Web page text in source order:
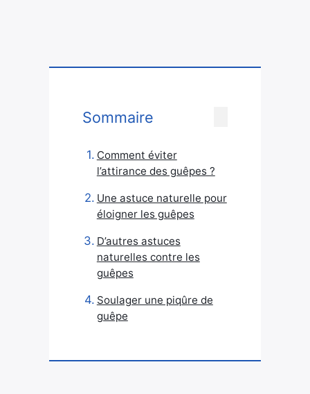
Sommaire
Comment éviter
l’attirance des guêpes ?
Une astuce naturelle pour
éloigner les guêpes
D’autres astuces
naturelles contre les
guêpes
Soulager une piqûre de
guêpe